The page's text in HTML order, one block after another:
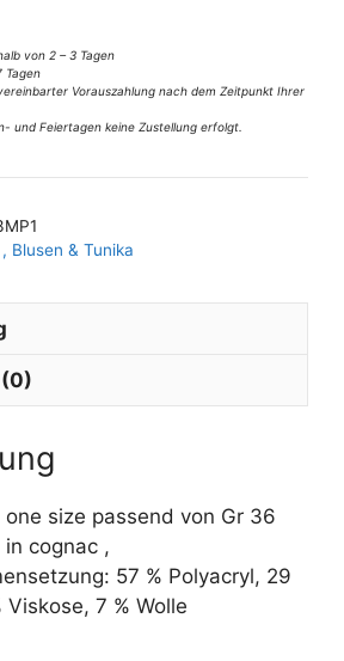
von 2 – 3 Tagen
Tagen
Vorauszahlung nach dem Zeitpunkt Ihrer
und Feiertagen keine Zustellung erfolgt.
Blusen & Tunika
size passend von Gr 36
cognac ,
57 % Polyacryl, 29
Viskose, 7 % Wolle